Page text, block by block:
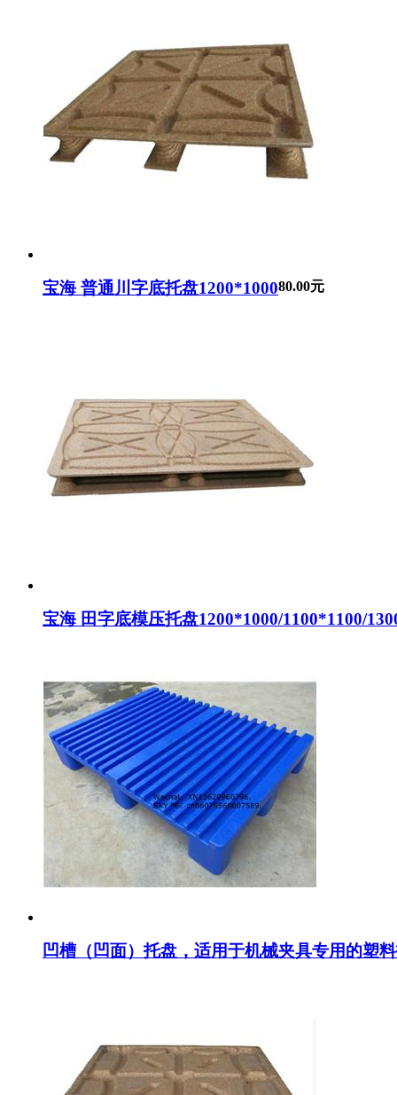
宝海 普通川字底托盘1200*100080.00元
宝海 田字底模压托盘1200*1000/1100*1100/
凹槽（凹面）托盘，适用于机械夹具专用的塑